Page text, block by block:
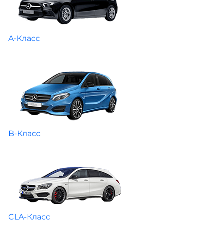
A-Класс
B-Класс
CLA-Класс